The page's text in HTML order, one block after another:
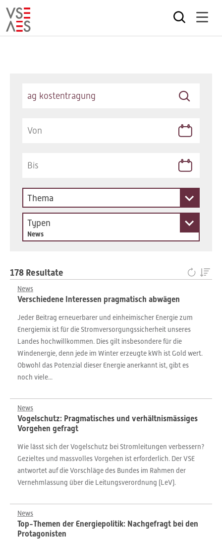
Thema
Typen
News
178 Resultate
News
Verschiedene Interessen pragmatisch abwägen
Jeder Beitrag erneuerbarer und einheimischer Energie zum
Energiemix ist für die Stromversorgungssicherheit unseres
Landes hochwillkommen. Dies gilt insbesondere für die
Windenergie, denn jede im Winter erzeugte kWh ist Gold wert.
Obwohl das Potenzial dieser Energie anerkannt ist, gibt es
noch viele...
News
Vogelschutz: Pragmatisches und verhältnismässiges
Vorgehen gefragt
Wie lässt sich der Vogelschutz bei Stromleitungen verbessern?
Gezieltes und massvolles Vorgehen ist erforderlich. Der VSE
antwortet auf die Vorschläge des Bundes im Rahmen der
Vernehmlassung über die Leitungsverordnung (LeV).
News
Top-Themen der Energiepolitik: Nachgefragt bei den
Protagonisten